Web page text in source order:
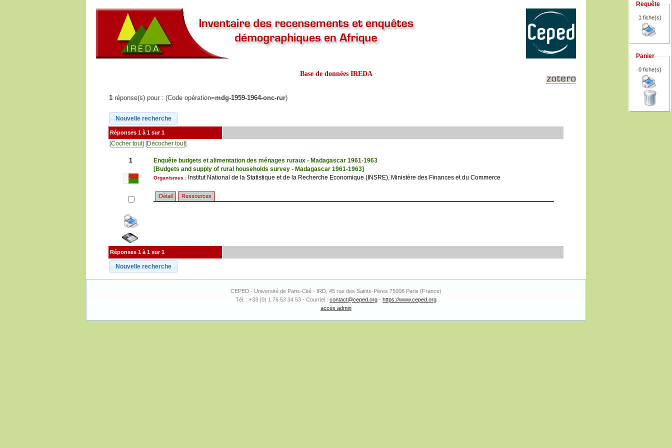
Base de données IREDA
Requête
1 fiche(s)
Panier
0fiche(s)
1 réponse(s) pour : (Code opération=mdg-1959-1964-onc-rur)
Réponses 1 à 1 sur 1
[Cocher tout] [Décocher tout]
1
Enquête budgets et alimentation des ménages ruraux - Madagascar 1961-1963
[Budgets and supply of rural households survey - Madagascar 1961-1963]
Organismes : Institut National de la Statistique et de la Recherche Economique (INSRE), Ministère des Finances et du Commerce
Détail Ressources
Réponses 1 à 1 sur 1
CEPED - Université de Paris-Cité - IRD, 45 rue des Saints-Pères 75006 Paris (France)
Tél. : +33 (0) 1 76 53 34 53 - Courriel : contact@ceped.org - https://www.ceped.org
accès admin